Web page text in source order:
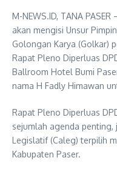
M-NEWS.ID, TANA
akan mengisi Unsur
Golongan Karya (Golkar)
Rapat Pleno Diperluas
Ballroom Hotel Bumi
nama H Fadly Himawan
Rapat Pleno Diperluas
sejumlah agenda
Legislatif (Caleg) terpilih
Kabupaten Paser.